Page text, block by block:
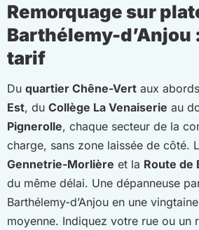
Remorquage sur
Barthélemy-d’Anjou
tarif
Du quartier Chêne-Vert aux
Est, du Collège La Venaiserie au
Pignerolle, chaque secteur de la
charge, sans zone laissée de côté.
Gennetrie-Morlière et la Route de
du même délai. Une dépanneuse
Barthélemy-d’Anjou en une
moyenne. Indiquez votre rue ou un